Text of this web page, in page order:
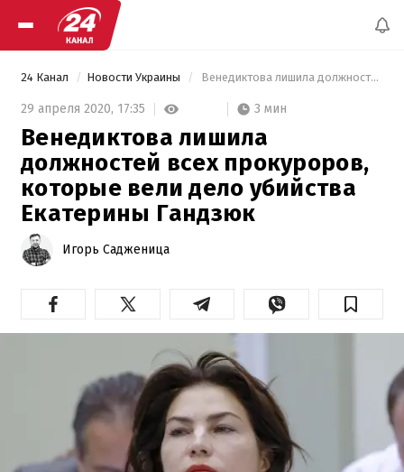
24 Канал Новости Украины Венедиктова лишила должностей всех прокуроров, которые вели дело убийства Екатерины Гандзюк
29 апреля 2020, 17:35 3 мин
Венедиктова лишила
должностей всех прокуроров,
которые вели дело убийства
Екатерины Гандзюк
Игорь Садженица